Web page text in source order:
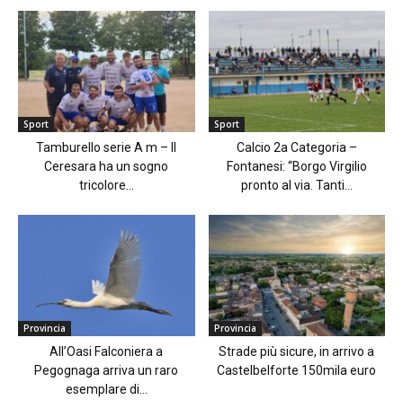
Sport
Tamburello serie A m – Il
Ceresara ha un sogno
tricolore...
Sport
Calcio 2a Categoria –
Fontanesi: “Borgo Virgilio
pronto al via. Tanti...
Provincia
All’Oasi Falconiera a
Pegognaga arriva un raro
esemplare di...
Provincia
Strade più sicure, in arrivo a
Castelbelforte 150mila euro